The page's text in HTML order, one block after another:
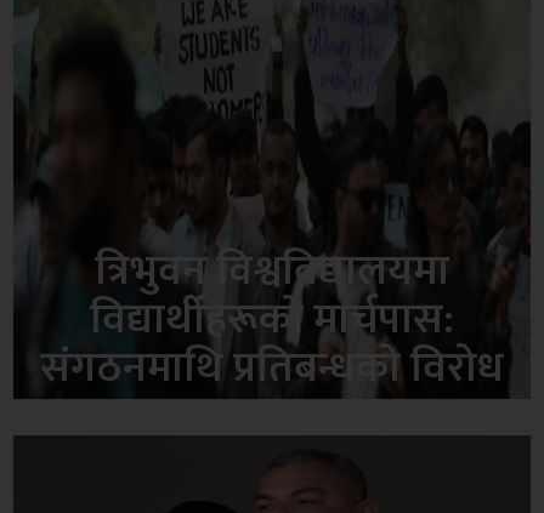
त्रिभुवन विश्वविद्यालयमा
विद्यार्थीहरूको मार्चपास:
संगठनमाथि प्रतिबन्धको विरोध